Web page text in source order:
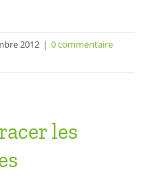
2012 | 0 commentaire
les